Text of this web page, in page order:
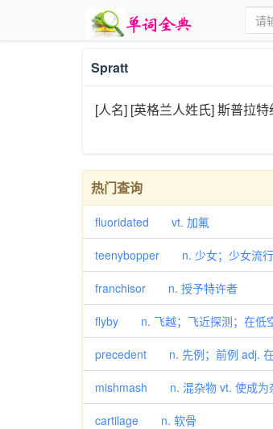
Spratt
[人名] [英格兰人姓氏] 斯普拉
热门查询
fluoridated vt. 加氟
teenybopper n. 少女；少女流行
franchisor n. 授予特许者
flyby n. 飞越；飞近探测；在低
precedent n. 先例；前例 adj. 在
mishmash n. 混杂物 vt. 使成为
cartilage n. 软骨